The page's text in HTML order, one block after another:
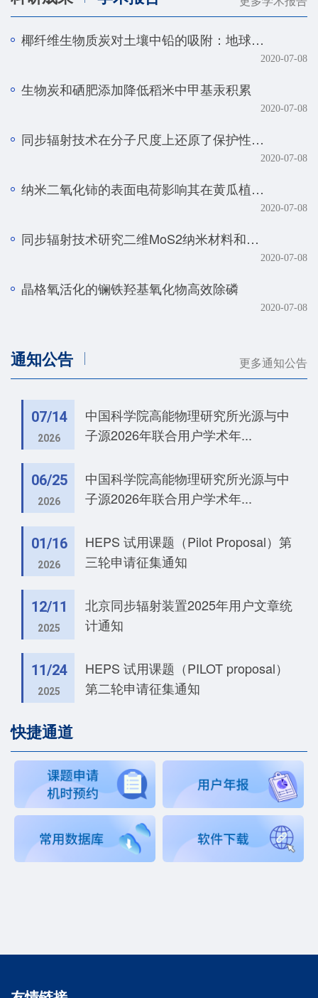
椰纤维生物质炭对土壤中铅的吸附：地球化学和光谱学研究
2020-07-08
生物炭和硒肥添加降低稻米中甲基汞积累
2020-07-08
同步辐射技术在分子尺度上还原了保护性耕作土壤磷元素的真实赋存形态
2020-07-08
纳米二氧化铈的表面电荷影响其在黄瓜植株中的转化、转运及毒性
2020-07-08
同步辐射技术研究二维MoS2纳米材料和生物体的相互作用规律
2020-07-08
晶格氧活化的镧铁羟基氧化物高效除磷
2020-07-08
通知公告 更多通知公告
07/14
2026
中国科学院高能物理研究所光源与中
子源2026年联合用户学术年...
06/25
2026
中国科学院高能物理研究所光源与中
子源2026年联合用户学术年...
01/16
2026
HEPS 试用课题（Pilot Proposal）第
三轮申请征集通知
12/11
2025
北京同步辐射装置2025年用户文章统
计通知
11/24
2025
HEPS 试用课题（PILOT proposal）
第二轮申请征集通知
快捷通道